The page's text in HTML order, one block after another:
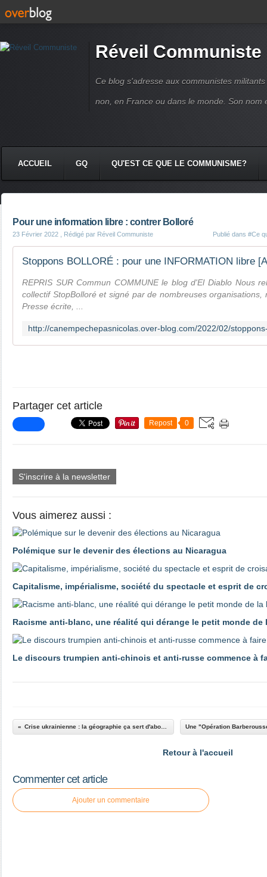
Réveil Communiste
Ce blog s'adresse aux communistes
non, en France ou dans le monde. Son nom
ACCUEIL GQ QU'EST CE QUE LE COMMUNISME?
Pour une information libre : contrer Bolloré
23 Février 2022 , Rédigé par Réveil Communiste Publié dans #Ce
REPRIS SUR Commun COMMUNE le blog d'El Diablo Nous
collectif StopBolloré et signé par de nombreuses organisations,
Presse écrite, ...
Partager cet article
Repost 0
S'inscrire à la newsletter
Vous aimerez aussi :
Polémique sur le devenir des élections au Nicaragua
Capitalisme, impérialisme, société du spectacle et esprit de
Racisme anti-blanc, une réalité qui dérange le petit monde
Le discours trumpien anti-chinois et anti-russe commence à
Retour à l'accueil
Commenter cet article
Ajouter un commentaire